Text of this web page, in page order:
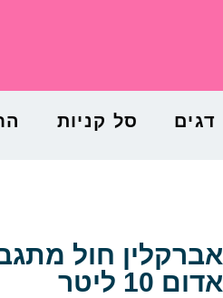
דגים סל קניות
אדום 10 ליטר